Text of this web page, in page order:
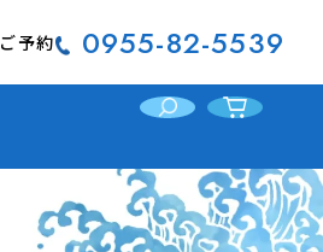
ご予約 0955-82-5539